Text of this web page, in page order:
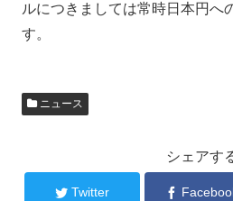
ルにつきましては常時日本円へ
す。
ニュース
シェアす
Twitter